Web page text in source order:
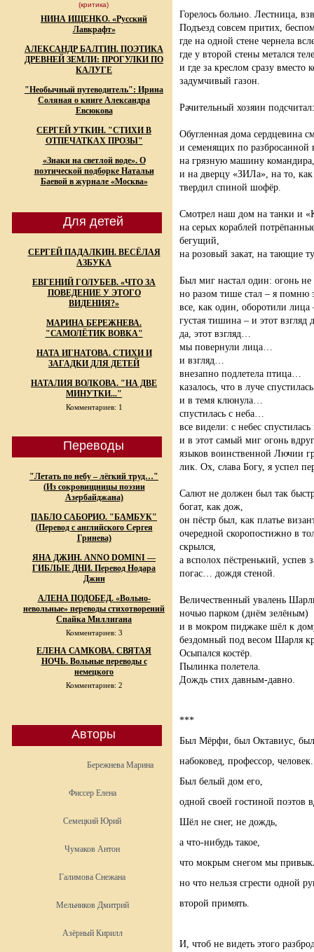
(критика)
НИНА ИЩЕНКО. «Русский
Лавкрафт»
АЛЕКСАНДР БАЛТИН. ПОЭТИКА
ДРЕВНЕЙ ЗЕМЛИ: ПРОГУЛКИ ПО
КАЛУГЕ
"Необычный путеводитель": Ирина
Соляная о книге Александра
Евсюкова
СЕРГЕЙ УТКИН. "СТИХИ В
ОТПЕЧАТКАХ ПРОЗЫ"
«Знаки на светлой воде». О
поэтической подборке Натальи
Баевой в журнале «Москва»
Для детей
СЕРГЕЙ ПАДАЛКИН. ВЕСЁЛАЯ
АЗБУКА
ЕВГЕНИЙ ГОЛУБЕВ. «ЧТО ЗА
ПОВЕДЕНИЕ У ЭТОГО
ВИДЕНИЯ?»
МАРИНА БЕРЕЖНЕВА.
"САМОЛЁТИК ВОВКА"
НАТА ИГНАТОВА. СТИХИ И
ЗАГАДКИ ДЛЯ ДЕТЕЙ
НАТАЛИЯ ВОЛКОВА. "НА ДВЕ
МИНУТКИ..."
Комментариев: 1
Переводы
"Летать по небу – лёгкий труд…"
(Из сокровищницы поэзии
Азербайджана)
ПАБЛО САБОРИО. "БАМБУК"
(Перевод с английского Сергея
Гринева)
ЯНА ДЖИН. ANNO DOMINI —
ГИБЛЫЕ ДНИ. Перевод Нодара
Джин
АЛЕНА ПОДОБЕД. «Вольно-
невольные» переводы стихотворений
Спайка Миллигана
Комментариев: 3
ЕЛЕНА САМКОВА. СВЯТАЯ
НОЧЬ. Вольные переводы с
немецкого
Комментариев: 2
Авторы
Бережнева Марина
Фиссер Елена
Семецкий Юрий
Чумаков Антон
Галимова Снежана
Мельников Дмитрий
Азёрный Кирилл
Горелось больно. Лестница,
Подъезд совсем притих,
где на одной стене чернела
где у второй стены метался
и где за креслом сразу
задумчивый газон.
Рачительный хозяин
Обугленная дома сердцевина
и семенящих по разбросанной
на грязную машину
и на дверцу «ЗИЛа», на то,
твердил спиной шофёр.
Смотрел наш дом на танки и
на серых кораблей
бегущий,
на розовый закат, на тающие
Был миг настал один: огонь не
но разом тише стал – я помню
все, как один, оборотили лица
густая тишина – и этот взгляд
да, этот взгляд…
мы повернули лица…
и взгляд…
внезапно подлетела птица…
казалось, что в луче
и в темя клюнула…
спустилась с неба…
все видели: с небес
и в этот самый миг огонь
языков воинственной Лючии
лик. Ох, слава Богу, я успел
Салют не должен был так
богат, как дож,
он пёстр был, как платье
очередной скоропостижно в
скрылся,
а всполох пёстренький,
погас… дождя стеной.
Величественный увалень
ночью парком (днём зелёным)
и в мокром пиджаке шёл к
бездомный под весом Шарля
Осыпался костёр.
Пылинка полетела.
Дождь стих давным-давно.
***
Был Мёрфи, был Октавиус,
набоковед, профессор, человек.
Был белый дом его,
одной своей гостиной поэтов
Шёл не снег, не дождь,
а что-нибудь такое,
что мокрым снегом мы
но что нельзя сгрести одной
второй примять.
И, чтоб не видеть этого